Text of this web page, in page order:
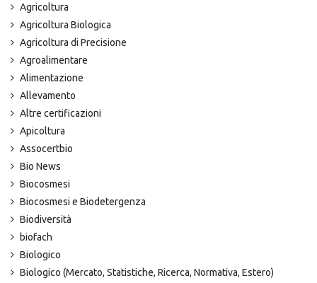
Agricoltura
Agricoltura Biologica
Agricoltura di Precisione
Agroalimentare
Alimentazione
Allevamento
Altre certificazioni
Apicoltura
Assocertbio
Bio News
Biocosmesi
Biocosmesi e Biodetergenza
Biodiversità
biofach
Biologico
Biologico (Mercato, Statistiche, Ricerca, Normativa, Estero)